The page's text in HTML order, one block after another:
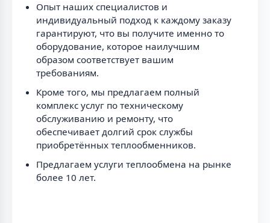
Опыт наших специалистов и
индивидуальный подход к каждому заказу
гарантируют, что вы получите именно то
оборудование, которое наилучшим
образом соответствует вашим
требованиям.
Кроме того, мы предлагаем полный
комплекс услуг по техническому
обслуживанию и ремонту, что
обеспечивает долгий срок службы
приобретённых теплообменников.
Предлагаем услуги теплообмена на рынке
более 10 лет.